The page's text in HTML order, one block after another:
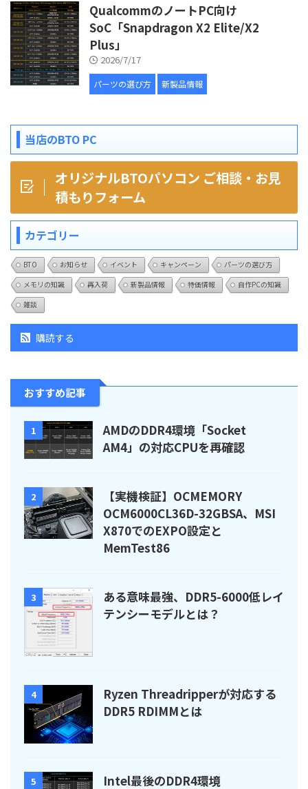
QualcommのノートPC向け
SoC「Snapdragon X2 Elite/X2
Plus」
2026/7/17
パーツの選び方 新製品情報
当店のBTO PC
オリジナルBTOパソコン ご相談・お見
積もりフォーム
カテゴリー
BTO お知らせ イベント キャンペーン
パーツの選び方
メモリの知識
再入荷 新製品情報 特価情報
自作PCの知識
雑談
購読する
おすすめ記事
1
AMDのDDR4環境「Socket
AM4」の対応CPUを再確認
2
【実機検証】OCMEMORY
OCM6000CL36D-32GBSA、MSI
X870でのEXPO設定と
MemTest86
3
ある意味最強、DDR5-6000低レイ
テンシーモデルとは？
4
Ryzen Threadripperが対応する
DDR5 RDIMMとは
5 Intel最後のDDR4環境